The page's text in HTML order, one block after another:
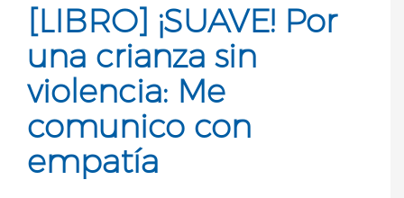
[LIBRO] ¡SUAVE! Por
una crianza sin
violencia: Me
comunico con
empatía